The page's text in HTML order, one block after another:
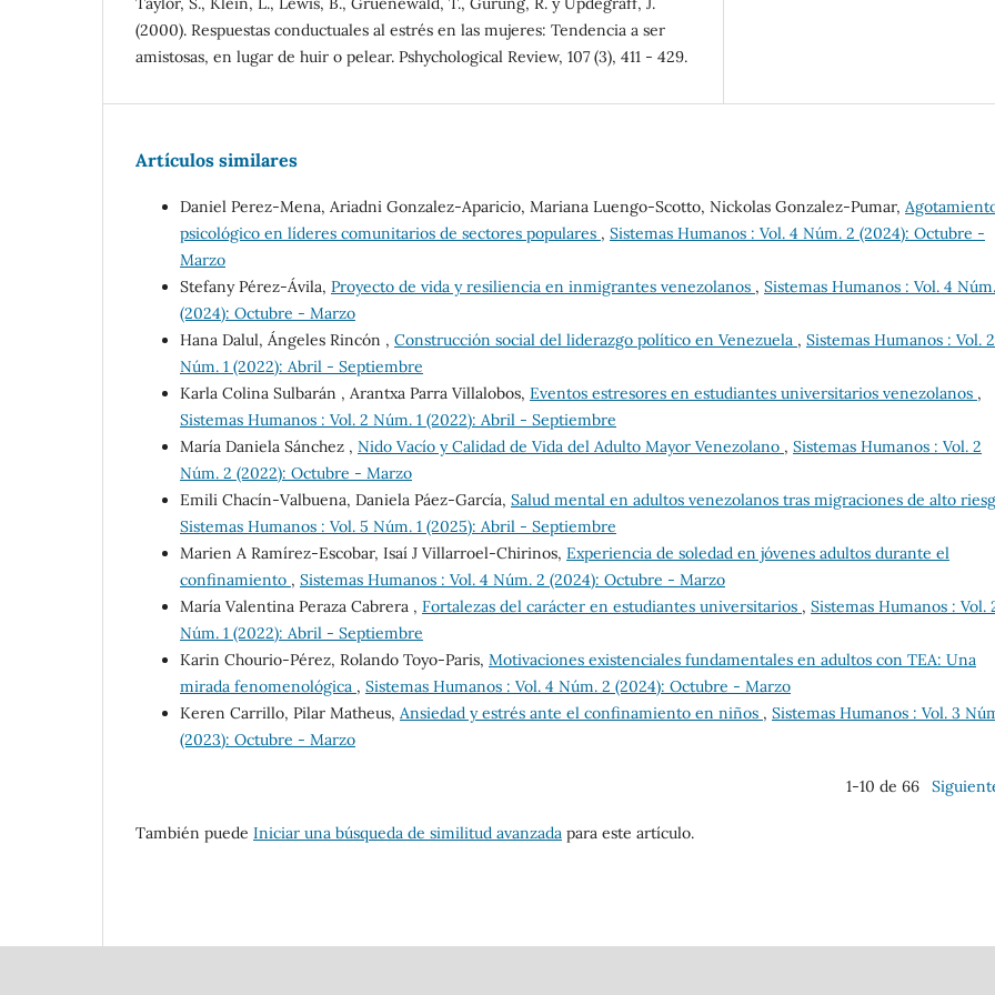
(2000). Respuestas conductuales al estrés en las mujeres: Tendencia a ser
amistosas, en lugar de huir o pelear. Pshychological Review, 107 (3), 411 - 429.
Artículos similares
Daniel Perez-Mena, Ariadni Gonzalez-Aparicio, Mariana Luengo-Scotto, Nickolas Gonzalez-Pumar,
psicológico en líderes comunitarios de sectores populares , Sistemas Humanos : Vol. 4 Núm. 2 (2024): Octubre -
Marzo
Stefany Pérez-Ávila, Proyecto de vida y resiliencia en inmigrantes venezolanos , Sistemas Humanos : Vol. 4
(2024): Octubre - Marzo
Hana Dalul, Ángeles Rincón , Construcción social del liderazgo político en Venezuela , Sistemas Humanos : Vol. 2
Núm. 1 (2022): Abril - Septiembre
Karla Colina Sulbarán , Arantxa Parra Villalobos, Eventos estresores en estudiantes universitarios venezolanos ,
Sistemas Humanos : Vol. 2 Núm. 1 (2022): Abril - Septiembre
María Daniela Sánchez , Nido Vacío y Calidad de Vida del Adulto Mayor Venezolano , Sistemas Humanos : Vol. 2
Núm. 2 (2022): Octubre - Marzo
Emili Chacín-Valbuena, Daniela Páez-García, Salud mental en adultos venezolanos tras migraciones de alto
Sistemas Humanos : Vol. 5 Núm. 1 (2025): Abril - Septiembre
Marien A Ramírez-Escobar, Isaí J Villarroel-Chirinos, Experiencia de soledad en jóvenes adultos durante el
confinamiento , Sistemas Humanos : Vol. 4 Núm. 2 (2024): Octubre - Marzo
María Valentina Peraza Cabrera , Fortalezas del carácter en estudiantes universitarios , Sistemas Humanos : Vol.
Núm. 1 (2022): Abril - Septiembre
Karin Chourio-Pérez, Rolando Toyo-Paris, Motivaciones existenciales fundamentales en adultos con TEA: Una
mirada fenomenológica , Sistemas Humanos : Vol. 4 Núm. 2 (2024): Octubre - Marzo
Keren Carrillo, Pilar Matheus, Ansiedad y estrés ante el confinamiento en niños , Sistemas Humanos : Vol. 3
(2023): Octubre - Marzo
1-10 de 66
También puede Iniciar una búsqueda de similitud avanzada para este artículo.